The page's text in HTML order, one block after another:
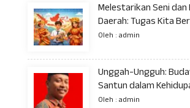
Melestarikan Seni dan
Daerah: Tugas Kita
Oleh : admin
Unggah-Ungguh:
Santun dalam
Oleh : admin